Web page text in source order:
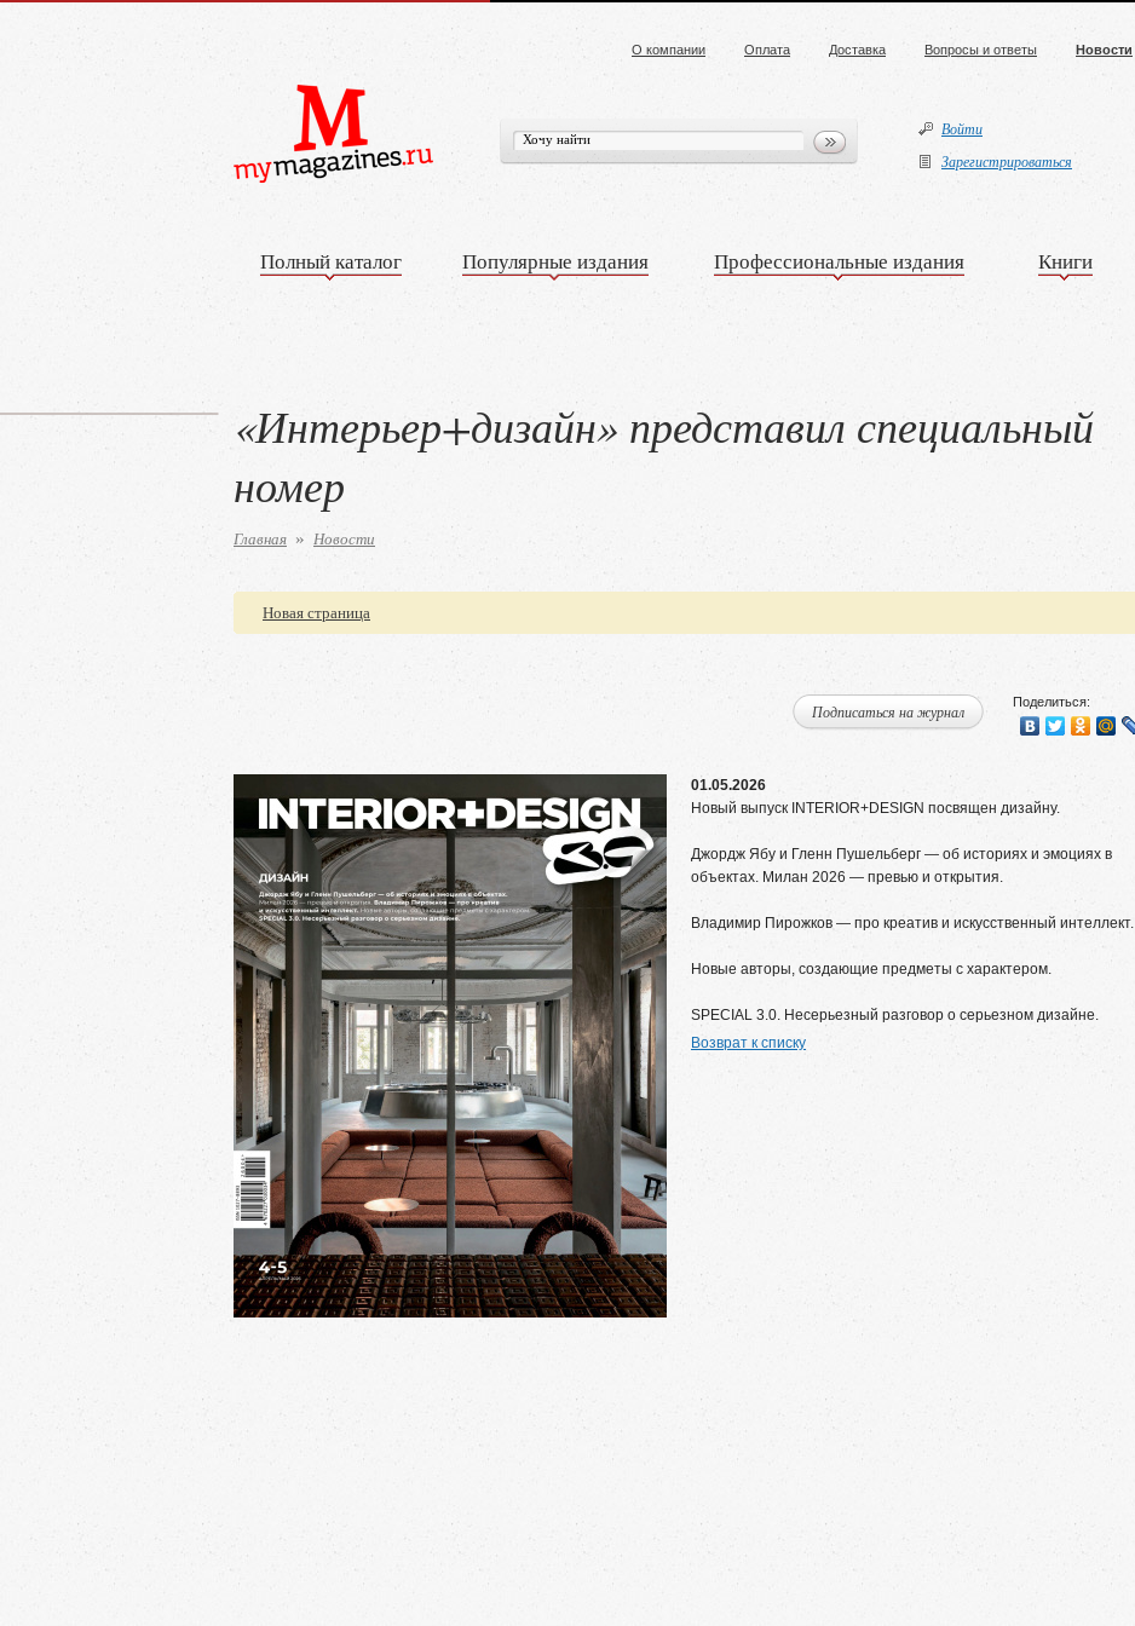
О компании Оплата Доставка Вопросы и ответы Новости
Войти
Зарегистрироваться
Полный каталог Популярные издания Профессиональные издания Книги
«Интерьер+дизайн» представил специальный
номер
Главная » Новости
Новая страница
Подписаться на журнал Поделиться:
01.05.2026
Новый выпуск INTERIOR+DESIGN посвящен дизайну.
Джордж Ябу и Гленн Пушельберг — об историях и эмоциях в
объектах. Милан 2026 — превью и открытия.
Владимир Пирожков — про креатив и искусственный интеллект.
Новые авторы, создающие предметы с характером.
SPECIAL 3.0. Несерьезный разговор о серьезном дизайне.
Возврат к списку